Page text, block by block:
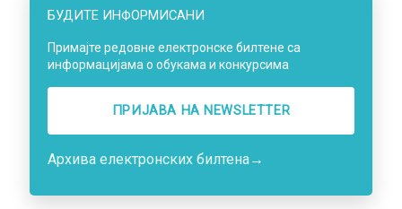
БУДИТЕ ИНФОРМИСАНИ
Примајте редовне електронске билтене са
информацијама о обукама и конкурсима
ПРИЈАВА НA NEWSLETTER
Архива електронских билтена→